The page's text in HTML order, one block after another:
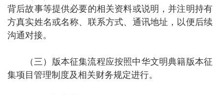
背后故事等提供必要的相关资料或说明，并注明持有
方真实姓名或名称、联系方式、通讯地址，以便后续
沟通对接。
（三 ） 版本征集流程应按照中华文明典籍版本征
集项目管理制度及相关财务规定进行。